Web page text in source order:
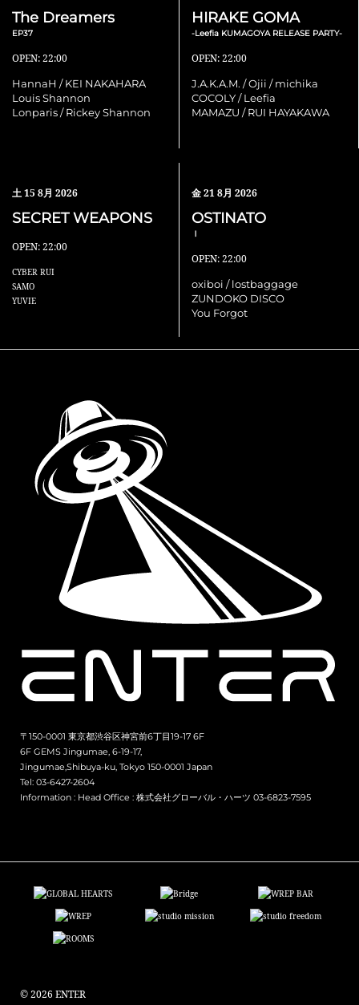
The Dreamers
EP37
OPEN: 22:00
HannaH / KEI NAKAHARA
Louis Shannon
Lonparis / Rickey Shannon
HIRAKE GOMA
-Leefia KUMAGOYA RELEASE PARTY-
OPEN: 22:00
J.A.K.A.M. / Ojii / michika
COCOLY / Leefia
MAMAZU / RUI HAYAKAWA
土15 8月 2026
SECRET WEAPONS
OPEN: 22:00
CYBER RUI
SAMO
YUVIE
金21 8月 2026
OSTINATO
Ⅰ
OPEN: 22:00
oxiboi / lostbaggage
ZUNDOKO DISCO
You Forgot
〒150-0001 東京都渋谷区神宮前6丁目19-17 6F
6F GEMS Jingumae, 6-19-17,
Jingumae,Shibuya-ku, Tokyo 150-0001 Japan
Tel: 03-6427-2604
Information : Head Office : 株式会社グローバル・ハーツ 03-6823-7595
© 2026 ENTER